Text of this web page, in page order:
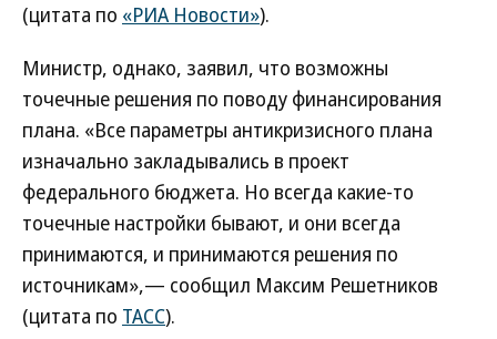
(цитата по «РИА Новости»).
Министр, однако, заявил, что возможны
точечные решения по поводу финансирования
плана. «Все параметры антикризисного плана
изначально закладывались в проект
федерального бюджета. Но всегда какие-то
точечные настройки бывают, и они всегда
принимаются, и принимаются решения по
источникам»,— сообщил Максим Решетников
(цитата по ТАСС).